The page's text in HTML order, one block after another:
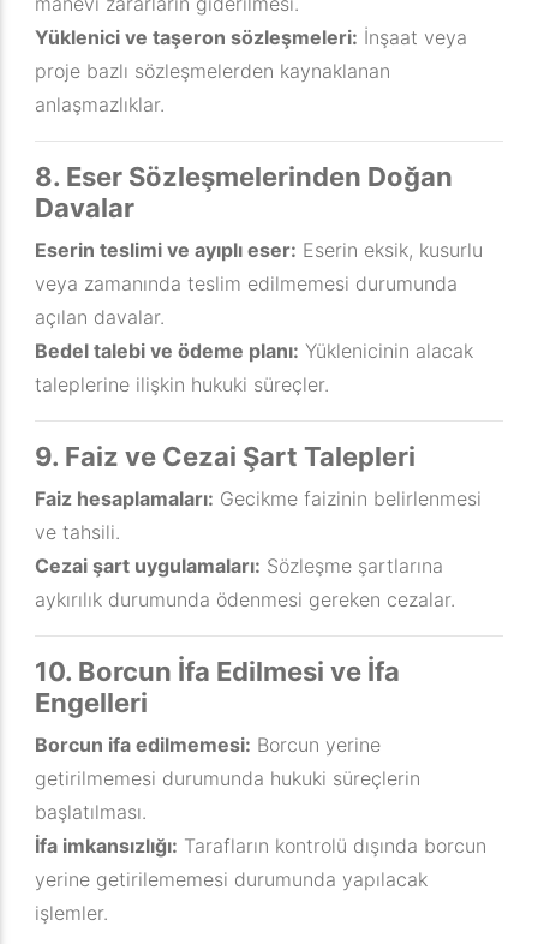
Yüklenici ve taşeron sözleşmeleri: İnşaat veya
proje bazlı sözleşmelerden kaynaklanan
anlaşmazlıklar.
8. Eser Sözleşmelerinden Doğan
Davalar
Eserin teslimi ve ayıplı eser: Eserin eksik, kusurlu
veya zamanında teslim edilmemesi durumunda
açılan davalar.
Bedel talebi ve ödeme planı: Yüklenicinin alacak
taleplerine ilişkin hukuki süreçler.
9. Faiz ve Cezai Şart Talepleri
Faiz hesaplamaları: Gecikme faizinin belirlenmesi
ve tahsili.
Cezai şart uygulamaları: Sözleşme şartlarına
aykırılık durumunda ödenmesi gereken cezalar.
10. Borcun İfa Edilmesi ve İfa
Engelleri
Borcun ifa edilmemesi: Borcun yerine
getirilmemesi durumunda hukuki süreçlerin
başlatılması.
İfa imkansızlığı: Tarafların kontrolü dışında borcun
yerine getirilememesi durumunda yapılacak
işlemler.